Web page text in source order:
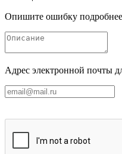
Опишите ошибку подробнее
Адрес электронной почты